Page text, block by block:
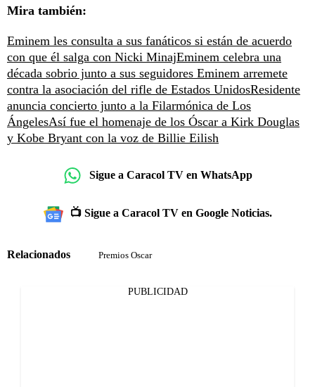
Mira también:
Eminem les consulta a sus fanáticos si están de acuerdo
con que él salga con Nicki MinajEminem celebra una
década sobrio junto a sus seguidores Eminem arremete
contra la asociación del rifle de Estados UnidosResidente
anuncia concierto junto a la Filarmónica de Los
ÁngelesAsí fue el homenaje de los Óscar a Kirk Douglas
y Kobe Bryant con la voz de Billie Eilish
Sigue a Caracol TV en WhatsApp
📺 Sigue a Caracol TV en Google Noticias.
Relacionados Premios Oscar
PUBLICIDAD